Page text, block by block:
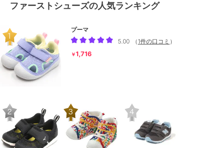
ファーストシューズの人気ランキング
プーマ
5.00
（ 1件の口コミ ）
￥1,716